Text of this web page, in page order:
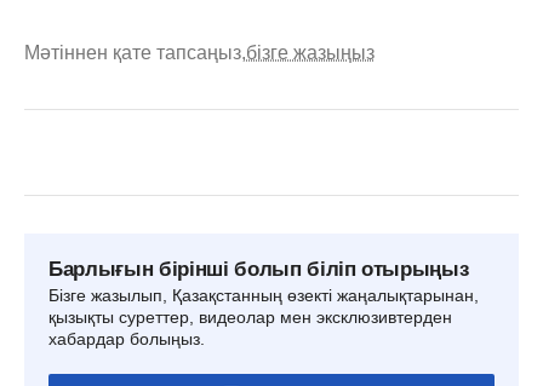
Мәтіннен қате тапсаңыз,бізге жазыңыз
Барлығын бірінші болып біліп отырыңыз
Бізге жазылып, Қазақстанның өзекті жаңалықтарынан,
қызықты суреттер, видеолар мен эксклюзивтерден
хабардар болыңыз.